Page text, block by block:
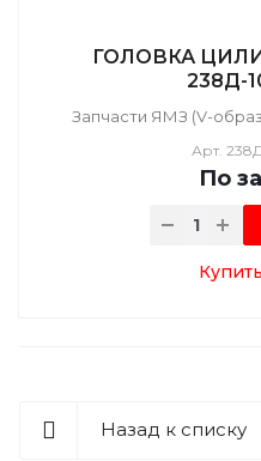
ГОЛОВКА
238Д-
Запчасти ЯМЗ (V-
Арт.
По
Назад к списку